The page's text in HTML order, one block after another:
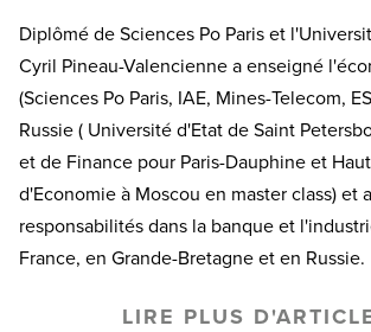
Diplômé de Sciences Po Paris et
Cyril Pineau-Valencienne a enseigné
(Sciences Po Paris, IAE, Mines-Telecom,
Russie ( Université d'Etat de Saint
et de Finance pour Paris-Dauphine et
d'Economie à Moscou en master class) et
responsabilités dans la banque et
France, en Grande-Bretagne et en Russie.
LIRE PLUS